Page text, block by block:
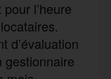
l’heure
d’évaluation
gestionnaire